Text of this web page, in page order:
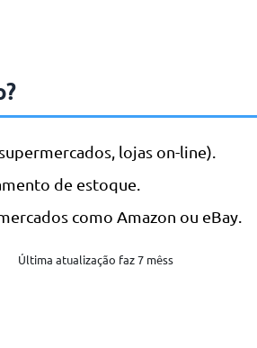
lojas on-line).
de estoque.
como Amazon ou eBay.
Última atualização faz 7 mêss